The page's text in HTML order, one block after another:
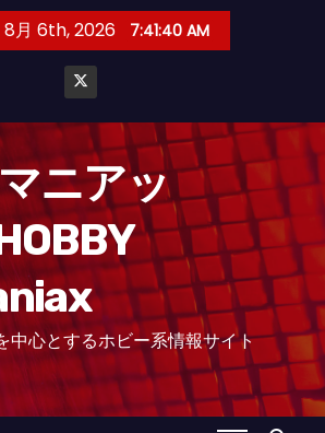
8月 6th, 2026 7:41:41 AM
ニアッ
中心とするホビー系情報サイト